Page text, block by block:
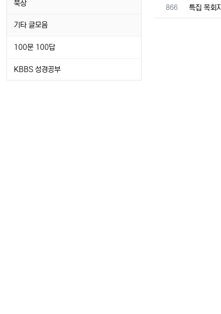
번호
866 특집 목회
묵상
기타 글모음
100문 100답
KBBS 성경공부